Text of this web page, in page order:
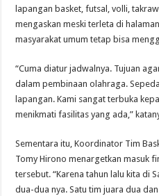
lapangan basket, futsal, volli,
mengaskan meski terleta di
masyarakat umum tetap bisa
“Cuma diatur jadwalnya. Tujuan
dalam pembinaan olahraga.
lapangan. Kami sangat terbuka
menikmati fasilitas yang ada,”
Sementara itu, Koordinator Tim
Tomy Hirono menargetkan masuk
tersebut. “Karena tahun lalu kita di
dua-dua nya. Satu tim juara dua